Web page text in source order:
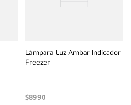
Lámpara Luz Ambar Indicador
Freezer
$8990